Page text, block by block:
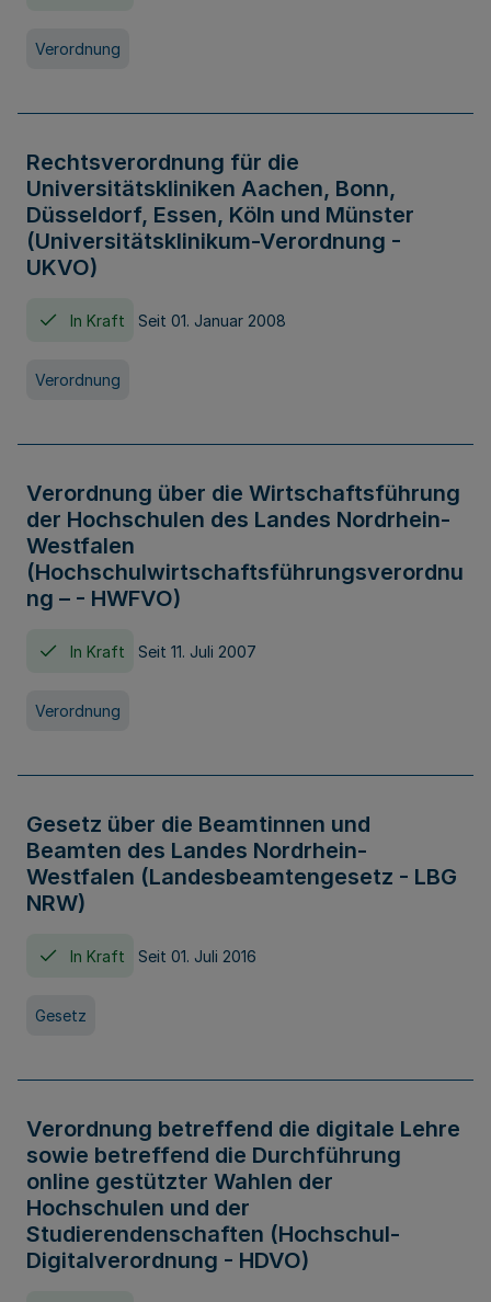
Verordnung
Rechtsverordnung für die
Universitätskliniken Aachen, Bonn,
Düsseldorf, Essen, Köln und Münster
(Universitätsklinikum-Verordnung -
UKVO)
In Kraft Seit 01. Januar 2008
Verordnung
Verordnung über die Wirtschaftsführung
der Hochschulen des Landes Nordrhein-
Westfalen
(Hochschulwirtschaftsführungsverordnu
ng – - HWFVO)
In Kraft Seit 11. Juli 2007
Verordnung
Gesetz über die Beamtinnen und
Beamten des Landes Nordrhein-
Westfalen (Landesbeamtengesetz - LBG
NRW)
In Kraft Seit 01. Juli 2016
Gesetz
Verordnung betreffend die digitale Lehre
sowie betreffend die Durchführung
online gestützter Wahlen der
Hochschulen und der
Studierendenschaften (Hochschul-
Digitalverordnung - HDVO)